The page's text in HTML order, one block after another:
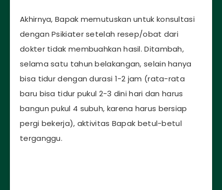
Akhirnya, Bapak memutuskan untuk konsultasi
dengan Psikiater setelah resep/obat dari
dokter tidak membuahkan hasil. Ditambah,
selama satu tahun belakangan, selain hanya
bisa tidur dengan durasi 1-2 jam (rata-rata
baru bisa tidur pukul 2-3 dini hari dan harus
bangun pukul 4 subuh, karena harus bersiap
pergi bekerja), aktivitas Bapak betul-betul
terganggu.